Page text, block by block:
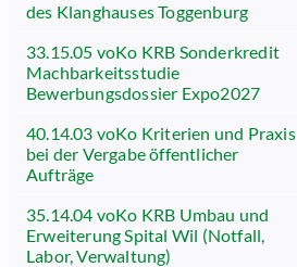
des Klanghauses Toggenburg
33.15.05 voKo KRB Sonderkredit
Machbarkeitsstudie
Bewerbungsdossier Expo2027
40.14.03 voKo Kriterien und Praxis
bei der Vergabe öffentlicher
Aufträge
35.14.04 voKo KRB Umbau und
Erweiterung Spital Wil (Notfall,
Labor, Verwaltung)